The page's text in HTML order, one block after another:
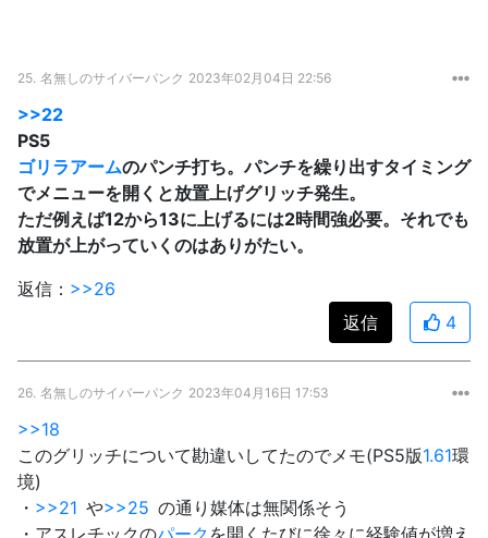
25. 名無しのサイバーパンク 2023年02月04日 22:56
>>22
PS5
ゴリラアームのパンチ打ち。パンチを繰り出すタイミング
でメニューを開くと放置上げグリッチ発生。
ただ例えば12から13に上げるには2時間強必要。それでも
放置が上がっていくのはありがたい。
返信： >>26
返信
4
26. 名無しのサイバーパンク 2023年04月16日 17:53
>>18
このグリッチについて勘違いしてたのでメモ(PS5版1.61環
境)
・ >>21 や>>25 の通り媒体は無関係そう
・アスレチックのパーク を開くたびに徐々に経験値が増え